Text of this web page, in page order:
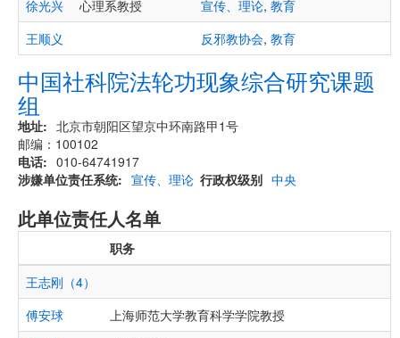
徐光兴
心理系教授 宣传、理论, 教育
王顺义
反邪教协会, 教育
中国社科院法轮功现象综合研究课题
组
地址
北京市朝阳区望京中环南路甲1号
邮编：100102
电话
010-64741917
涉嫌单位责任系统
宣传、理论 行政权级别 中央
此单位责任人名单
职务
王志刚（4）
傅安球
上海师范大学教育科学学院教授